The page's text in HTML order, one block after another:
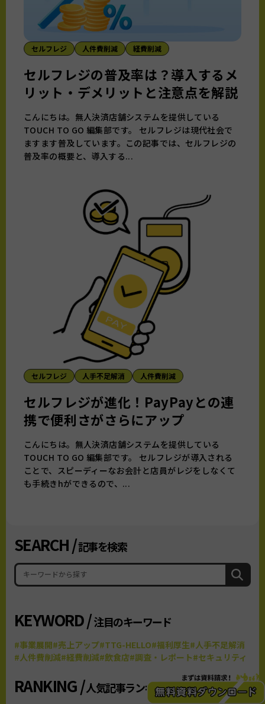
セルフレジ 人件費削減 経費削減
セルフレジの普及率は？導入するメ
リット・デメリットと注意点を解説
こんにちは。無人決済店舗システムを提供している
TOUCH TO GO 編集部です。 セルフレジは現代社会で
ますます普及しています。この記事では、セルフレジの
普及率の概要と、導入する...
セルフレジ 人手不足解消 人件費削減
セルフレジが進化！PayPayとの連
携で便利さがさらにアップ
こんにちは。無人決済店舗システムを提供している
TOUCH TO GO 編集部です。 セルフレジが導入される
ことで、スピーディーなお会計と店員がレジをしなくて
も手続きhができるので、...
SEARCH /記事を検索
KEYWORD /注目のキーワード
#事業展開#売上アップ#TTG-HELLO#福利厚生#人手不足解消
#人件費削減#経費削減#飲食店#調査・レポート#セキュリティ
RANKING /人気記事ランキング